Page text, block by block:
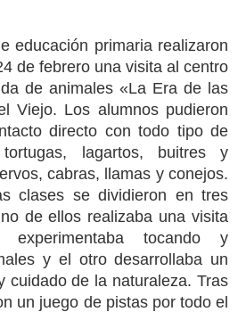
educación primaria realizaron
de febrero una visita al centro
de animales «La Era de las
Viejo. Los alumnos pudieron
directo con todo tipo de
lagartos, buitres y
cabras, llamas y conejos.
clases se dividieron en tres
de ellos realizaba una visita
tocando y
y el otro desarrollaba un
cuidado de la naturaleza. Tras
un juego de pistas por todo el